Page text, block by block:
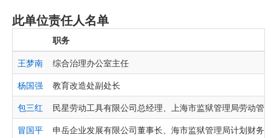
此单位责任人名单
职务
王梦南
综合治理办公室主任
杨国强
教育改造处副处长
包三红
民星劳动工具有限公司总经理、上海市监狱管理局劳动管
冒国平
申岳企业发展有限公司董事长、海市监狱管理局计划财务